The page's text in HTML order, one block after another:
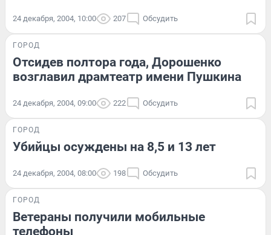
24 декабря, 2004, 10:00 207 Обсудить
ГОРОД
Отсидев полтора года, Дорошенко
возглавил драмтеатр имени Пушкина
24 декабря, 2004, 09:00 222 Обсудить
ГОРОД
Убийцы осуждены на 8,5 и 13 лет
24 декабря, 2004, 08:00 198 Обсудить
ГОРОД
Ветераны получили мобильные
телефоны